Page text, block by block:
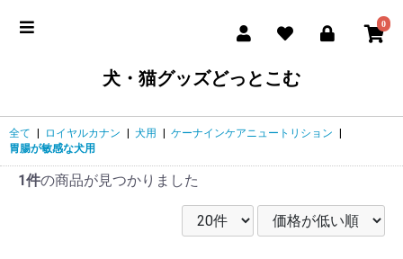
0
犬・猫グッズどっとこむ
全て ロイヤルカナン 犬用 ケーナインケアニュートリション
胃腸が敏感な犬用
1件の商品が見つかりました